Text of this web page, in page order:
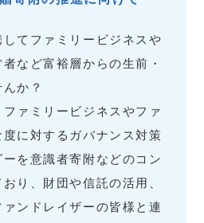
てファミリービジネスや
など富裕層からの生前・
か？
ァミリービジネスやファ
に対するガバナンス対策
を意識者寄附などのコン
り、財団や信託の活用、
ンドレイザーの皆様と連